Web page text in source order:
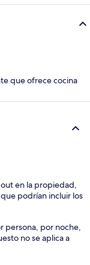
que ofrece cocina
en la propiedad,
podrían incluir los
persona, por noche,
no se aplica a